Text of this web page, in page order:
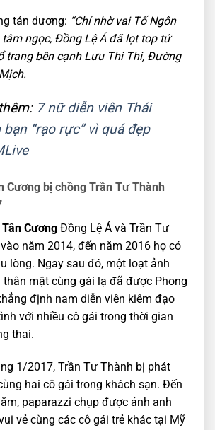
tán dương: “Chỉ nhờ vai Tố Ngôn
ngọc, Đồng Lệ Á đã lọt top tứ
trang bên cạnh Lưu Thi Thi, Đường
7 nữ diễn viên Thái
bạn “rạo rực” vì quá đẹp
Cương bị chồng Trần Tư Thành
Cương Đồng Lệ Á và Trần Tư
năm 2014, đến năm 2016 họ có
lòng. Ngay sau đó, một loạt ảnh
thân mật cùng gái lạ đã được Phong
định nam diễn viên kiêm đạo
với nhiều cô gái trong thời gian
thai.
1/2017, Trần Tư Thành bị phát
hai cô gái trong khách sạn. Đến
paparazzi chụp được ảnh anh
vẻ cùng các cô gái trẻ khác tại Mỹ